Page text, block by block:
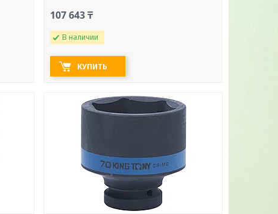
107 643 ₸
В наличии
КУПИТЬ